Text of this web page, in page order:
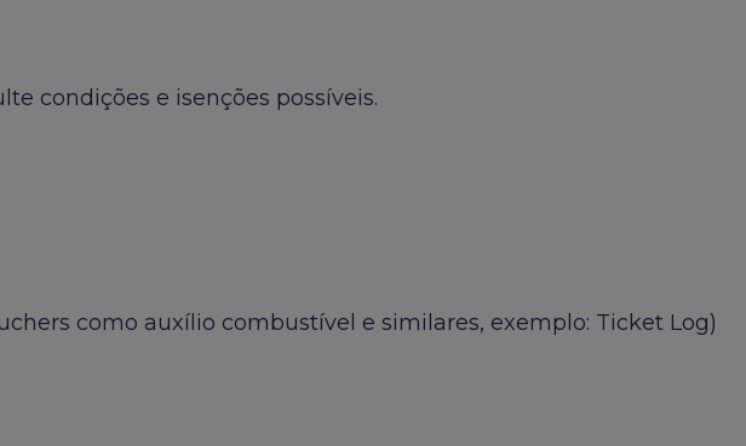
condições e isenções possíveis.
como auxílio combustível e similares, exemplo: Ticket Log)